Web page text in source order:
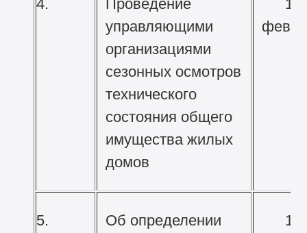
4.
Проведение
управляющими
организациями
сезонных осмотров
технического
состояния общего
имущества жилых
домов
12
5.
Об определении
19